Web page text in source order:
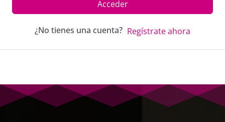
Acceder
¿No tienes una cuenta? Regístrate ahora